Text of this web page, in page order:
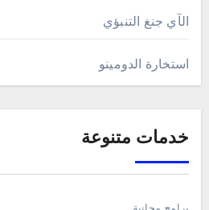
الآي جنغ التنبؤي
استخارة الدومينو
خدمات متنوعة